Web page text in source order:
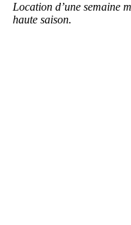
Location d’une semaine
haute saison.